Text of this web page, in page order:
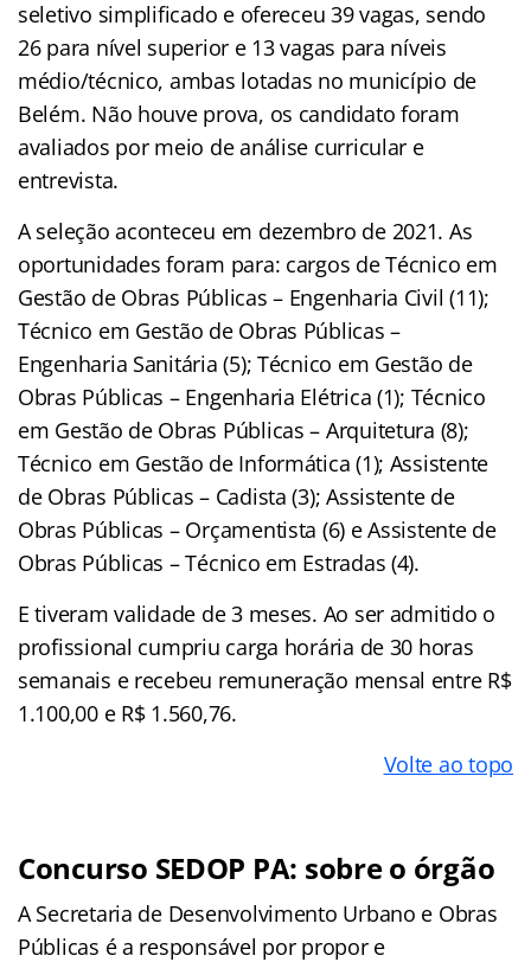
seletivo simplificado e ofereceu 39 vagas, sendo
26 para nível superior e 13 vagas para níveis
médio/técnico, ambas lotadas no município de
Belém. Não houve prova, os candidato foram
avaliados por meio de análise curricular e
entrevista.
A seleção aconteceu em dezembro de 2021. As
oportunidades foram para: cargos de Técnico em
Gestão de Obras Públicas – Engenharia Civil (11);
Técnico em Gestão de Obras Públicas –
Engenharia Sanitária (5); Técnico em Gestão de
Obras Públicas – Engenharia Elétrica (1); Técnico
em Gestão de Obras Públicas – Arquitetura (8);
Técnico em Gestão de Informática (1); Assistente
de Obras Públicas – Cadista (3); Assistente de
Obras Públicas – Orçamentista (6) e Assistente de
Obras Públicas – Técnico em Estradas (4).
E tiveram validade de 3 meses. Ao ser admitido o
profissional cumpriu carga horária de 30 horas
semanais e recebeu remuneração mensal entre R$
1.100,00 e R$ 1.560,76.
Volte ao topo
Concurso SEDOP PA: sobre o órgão
A Secretaria de Desenvolvimento Urbano e Obras
Públicas é a responsável por propor e